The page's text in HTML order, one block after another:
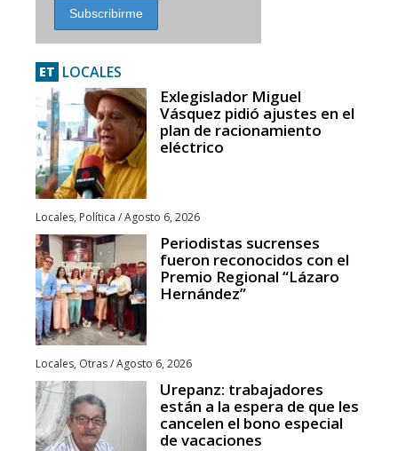
ET LOCALES
Exlegislador Miguel
Vásquez pidió ajustes en el
plan de racionamiento
eléctrico
Locales, Política /Agosto 6, 2026
Periodistas sucrenses
fueron reconocidos con el
Premio Regional “Lázaro
Hernández”
Locales, Otras/Agosto 6, 2026
Urepanz: trabajadores
están a la espera de que les
cancelen el bono especial
de vacaciones